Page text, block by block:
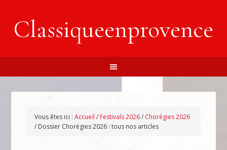
Classiqueenprovence
Vous êtes ici :Accueil / Festivals 2026/ Chorégies 2026
/ Dossier Chorégies 2026 : tous nos articles